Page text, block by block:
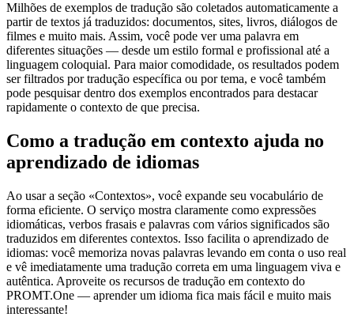
Milhões de exemplos de tradução são coletados automaticamente a
partir de textos já traduzidos: documentos, sites, livros, diálogos de
filmes e muito mais. Assim, você pode ver uma palavra em
diferentes situações — desde um estilo formal e profissional até a
linguagem coloquial. Para maior comodidade, os resultados podem
ser filtrados por tradução específica ou por tema, e você também
pode pesquisar dentro dos exemplos encontrados para destacar
rapidamente o contexto de que precisa.
Como a tradução em contexto ajuda no
aprendizado de idiomas
Ao usar a seção «Contextos», você expande seu vocabulário de
forma eficiente. O serviço mostra claramente como expressões
idiomáticas, verbos frasais e palavras com vários significados são
traduzidos em diferentes contextos. Isso facilita o aprendizado de
idiomas: você memoriza novas palavras levando em conta o uso real
e vê imediatamente uma tradução correta em uma linguagem viva e
autêntica. Aproveite os recursos de tradução em contexto do
PROMT.One — aprender um idioma fica mais fácil e muito mais
interessante!